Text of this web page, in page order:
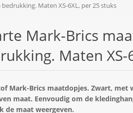
Maten XS-6XL, per 25 stuks
Mark-Brics
Maten XS-
Mark-Brics maatdopjes. Zwart,
maat. Eenvoudig om de
de maat weergeven.